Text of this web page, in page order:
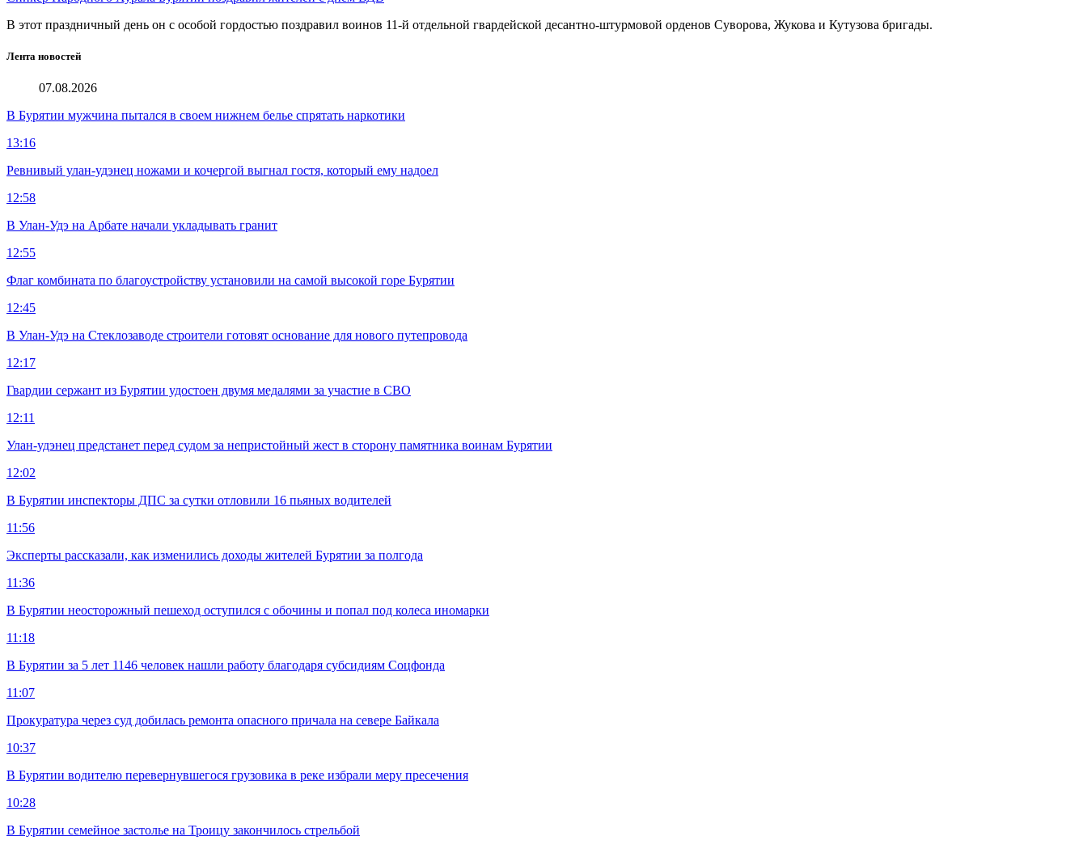
В этот праздничный день он с особой гордостью поздравил воинов 11-й отдельной гвардейской десантно-штурмовой орденов Суворова, Жукова и Кутузова бригады.
Лента новостей
07.08.2026
В Бурятии мужчина пытался в своем нижнем белье спрятать наркотики
13:16
Ревнивый улан-удэнец ножами и кочергой выгнал гостя, который ему надоел
12:58
В Улан-Удэ на Арбате начали укладывать гранит
12:55
Флаг комбината по благоустройству установили на самой высокой горе Бурятии
12:45
В Улан-Удэ на Стеклозаводе строители готовят основание для нового путепровода
12:17
Гвардии сержант из Бурятии удостоен двумя медалями за участие в СВО
12:11
Улан-удэнец предстанет перед судом за непристойный жест в сторону памятника воинам Бурятии
12:02
В Бурятии инспекторы ДПС за сутки отловили 16 пьяных водителей
11:56
Эксперты рассказали, как изменились доходы жителей Бурятии за полгода
11:36
В Бурятии неосторожный пешеход оступился с обочины и попал под колеса иномарки
11:18
В Бурятии за 5 лет 1146 человек нашли работу благодаря субсидиям Соцфонда
11:07
Прокуратура через суд добилась ремонта опасного причала на севере Байкала
10:37
В Бурятии водителю перевернувшегося грузовика в реке избрали меру пресечения
10:28
В Бурятии семейное застолье на Троицу закончилось стрельбой